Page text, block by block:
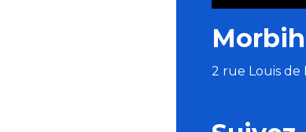
2 rue Louis de